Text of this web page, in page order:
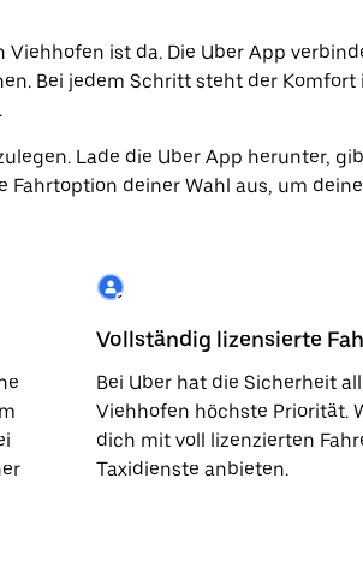
Viehhofen ist da. Die Uber App
Bei jedem Schritt steht der
Lade die Uber App herunter,
deiner Wahl aus, um
Vollständig lizensierte
Bei Uber hat die Sicherheit
Viehhofen höchste Priorität.
dich mit voll lizenzierten
Taxidienste anbieten.